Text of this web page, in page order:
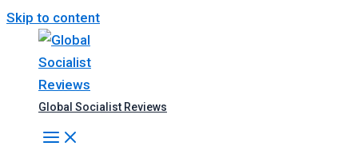
Skip to content
Global Socialist Reviews